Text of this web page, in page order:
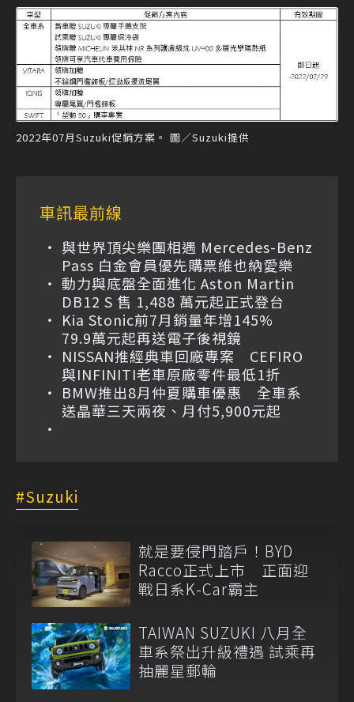
2022年07月Suzuki促銷方案。 圖／Suzuki提供
車訊最前線
與世界頂尖樂團相遇 Mercedes-Benz
Pass 白金會員優先購票維也納愛樂
動力與底盤全面進化 Aston Martin
DB12 S 售 1,488 萬元起正式登台
Kia Stonic前7月銷量年增145%
79.9萬元起再送電子後視鏡
NISSAN推經典車回廠專案 CEFIRO
與INFINITI老車原廠零件最低1折
BMW推出8月仲夏購車優惠 全車系
送晶華三天兩夜、月付5,900元起
Suzuki
就是要侵門踏戶！BYD
Racco正式上市 正面迎
戰日系K-Car霸主
TAIWAN SUZUKI 八月全
車系祭出升級禮遇 試乘再
抽麗星郵輪